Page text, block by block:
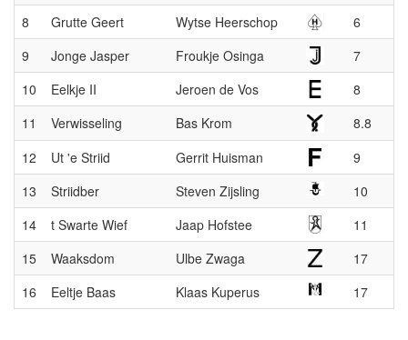
8
Grutte Geert Wytse Heerschop
6
9
Jonge Jasper Froukje Osinga
7
10
Eelkje II Jeroen de Vos
8
11
Verwisseling Bas Krom
8.8
12
Ut 'e Striid Gerrit Huisman
9
13
Striidber Steven Zijsling
10
14
t Swarte Wief Jaap Hofstee
11
15
Waaksdom Ulbe Zwaga
17
16
Eeltje Baas Klaas Kuperus 17